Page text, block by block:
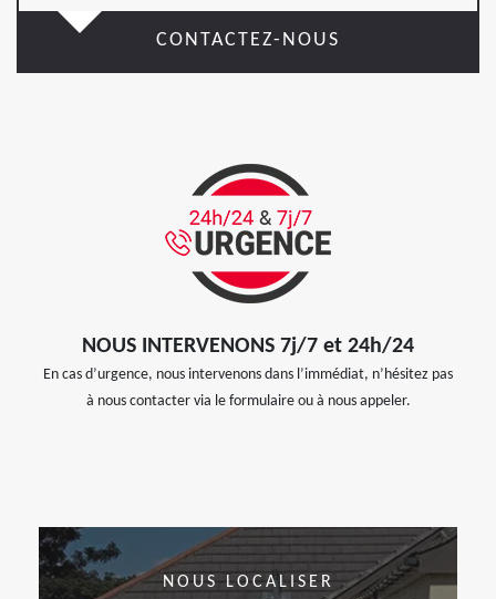
CONTACTEZ-NOUS
NOUS INTERVENONS 7j/7 et 24h/24
En cas d’urgence, nous intervenons dans l’immédiat, n’hésitez pas
à nous contacter via le formulaire ou à nous appeler.
NOUS LOCALISER